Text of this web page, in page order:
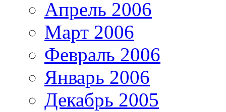
Апрель 2006
Март 2006
Февраль 2006
Январь 2006
Декабрь 2005